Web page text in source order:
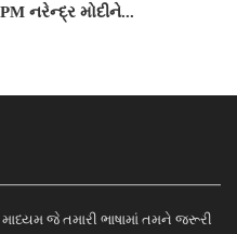
PM નરેન્દ્ર મોદીને...
જે તમારી ભાષામાં તમને જરૂરી